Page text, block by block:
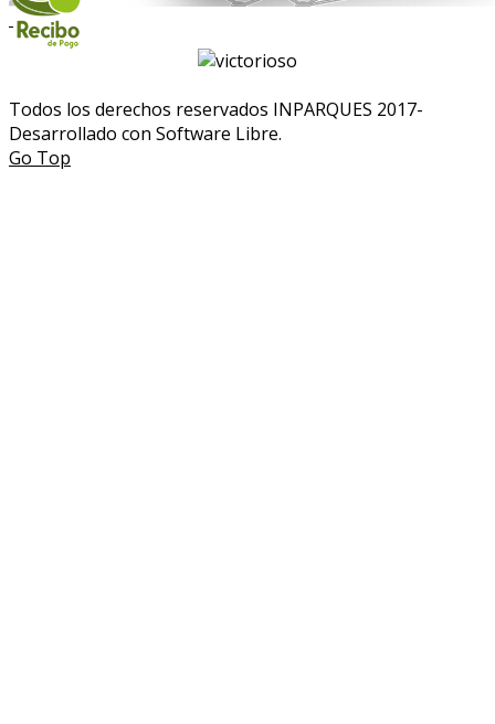
Todos los derechos reservados INPARQUES 2017-
Desarrollado con Software Libre.
Go Top